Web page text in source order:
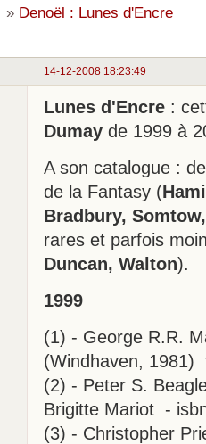
» Denoël : Lunes d'Encre
14-12-2008 18:23:49
Lunes d'Encre :
Dumay de 1999 à
A son catalogue :
de la Fantasy (
Bradbury,
rares et parfois
Duncan, Walton).
1999
(1) - George R.R.
(Windhaven,
(2) - Peter S.
Brigitte Mariot -
(3) - Christopher